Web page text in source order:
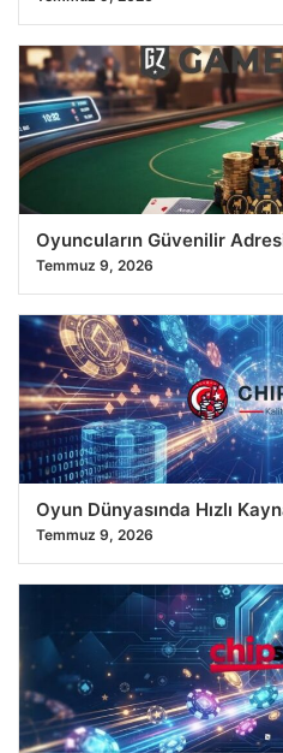
Oyuncuların Güvenilir
Temmuz 9, 2026
Oyun Dünyasında Hızlı
Temmuz 9, 2026